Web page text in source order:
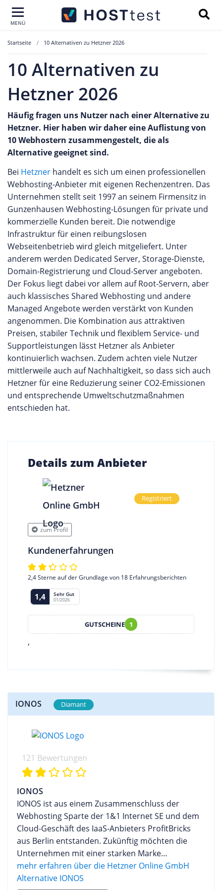
MENÜ
Startseite 10 Alternativen zu Hetzner 2026
10 Alternativen zu
Hetzner 2026
Häufig fragen uns Nutzer nach einer Alternative zu
Hetzner. Hier haben wir daher eine Auflistung von
10 Webhostern zusammengestelt, die als
Alternative geeignet sind.
Bei Hetzner handelt es sich um einen professionellen
Webhosting-Anbieter mit eigenen Rechenzentren. Das
Unternehmen stellt seit 1997 an seinem Firmensitz in
Gunzenhausen Webhosting-Lösungen für private und
kommerzielle Kunden bereit. Die notwendige
Infrastruktur für einen reibungslosen
Webseitenbetrieb wird gleich mitgeliefert. Unter
anderem werden Dedicated Server, Storage-Dienste,
Domain-Registrierung und Cloud-Server angeboten.
Der Fokus liegt dabei vor allem auf Root-Servern, aber
auch klassisches Shared Webhosting und andere
Managed Angebote werden verstärkt von Kunden
angenommen. Die Kombination aus attraktiven
Preisen, stabiler Technik und flexiblem Service- und
Supportleistungen lässt Hetzner als Anbieter
kontinuierlich wachsen. Zudem achten viele Nutzer
mittlerweile auch auf Nachhaltigkeit, so dass sich auch
Hetzner für eine Reduzierung seiner CO2-Emissionen
und entsprechende Umweltschutzmaßnahmen
entschieden hat.
Details zum Anbieter
Registriert
zum Profil
Kundenerfahrungen
2,4 Sterne auf der Grundlage von 18 Erfahrungsberichten
1,4 Sehr Gut
01/2026
GUTSCHEINE 1
,
IONOS Diamant
121 Bewertungen
IONOS
IONOS ist aus einem Zusammenschluss der
Webhosting Sparte der 1&1 Internet SE und dem
Cloud-Geschäft des IaaS-Anbieters ProfitBricks
aus Berlin entstanden. Zukünftig möchten die
Unternehmen mit einer starken Marke
internationale Kunden mit passenden
Webhostinglösungen von der einfachen
mehr erfahren über die Hetzner Online GmbH
Alternative IONOS